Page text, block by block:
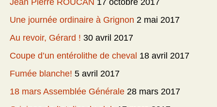
Jean Pierre ROUCAN 17 octobre 2017
Une journée ordinaire à Grignon 2 mai 2017
Au revoir, Gérard ! 30 avril 2017
Coupe d’un entérolithe de cheval 18 avril 2017
Fumée blanche! 5 avril 2017
18 mars Assemblée Générale 28 mars 2017